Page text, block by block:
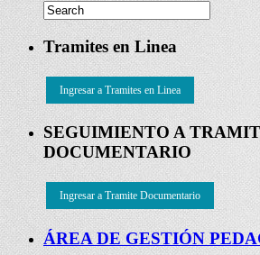
Tramites en Linea
Ingresar a Tramites en Linea
SEGUIMIENTO A
DOCUMENTARIO
Ingresar a Tramite Documentario
ÁREA DE GESTIÓN